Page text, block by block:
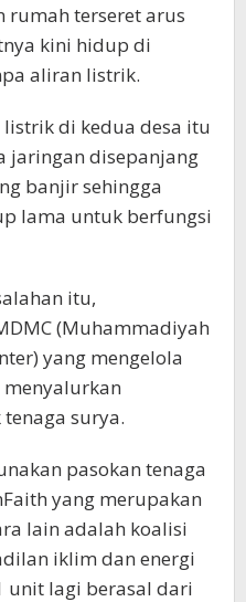
rumah terseret arus
kini hidup di
aliran listrik.
di kedua desa itu
jaringan disepanjang
banjir sehingga
lama untuk berfungsi
itu,
(Muhammadiyah
yang mengelola
menyalurkan
surya.
pasokan tenaga
yang merupakan
lain adalah koalisi
iklim dan energi
unit lagi berasal dari